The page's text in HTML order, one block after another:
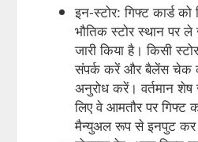
इन-स्टोर: गिफ्ट कार्ड को
भौतिक स्टोर स्थान पर ले
जारी किया है। किसी
संपर्क करें और बैलेंस चेक
अनुरोध करें। वर्तमान शेष
लिए वे आमतौर पर गिफ्ट
मैन्युअल रूप से इनपुट